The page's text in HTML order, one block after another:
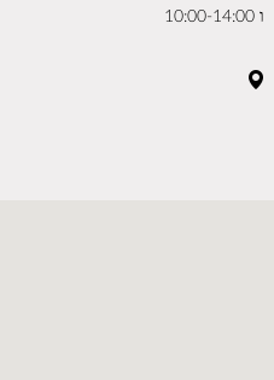
ו 10:00-14:00